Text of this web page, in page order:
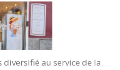
diversifié au service de la